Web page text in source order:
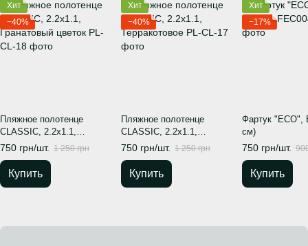
Хит
−40%
Пляжное полотенце
CLASSIC, 2.2х1.1,
Гранатовый цветок
750 грн/шт. 1 250 грн
Купить
Хит
−40%
Пляжное полотенце
CLASSIC, 2.2х1.1,
Терракотовое
750 грн/шт. 1 250 грн
Купить
Хит
−17%
Фартук "ECO",
см)
750 грн/шт.
Купить